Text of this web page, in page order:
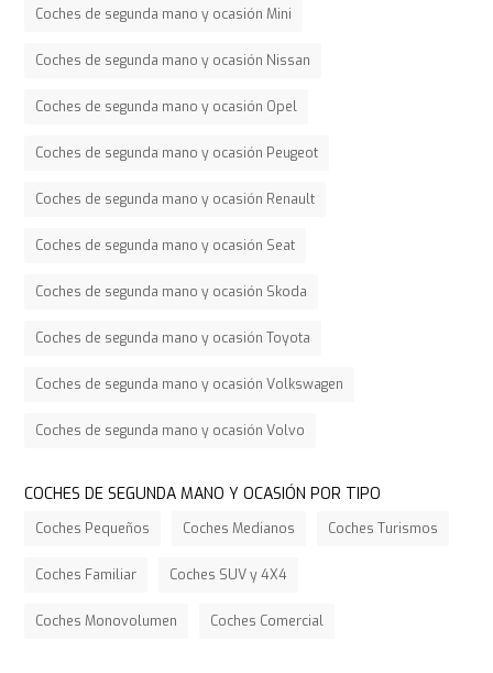
Coches de segunda mano y ocasión Mini
Coches de segunda mano y ocasión Nissan
Coches de segunda mano y ocasión Opel
Coches de segunda mano y ocasión Peugeot
Coches de segunda mano y ocasión Renault
Coches de segunda mano y ocasión Seat
Coches de segunda mano y ocasión Skoda
Coches de segunda mano y ocasión Toyota
Coches de segunda mano y ocasión Volkswagen
Coches de segunda mano y ocasión Volvo
COCHES DE SEGUNDA MANO Y OCASIÓN POR TIPO
Coches Pequeños Coches Medianos Coches Turismos
Coches Familiar Coches SUV y 4X4
Coches Monovolumen Coches Comercial